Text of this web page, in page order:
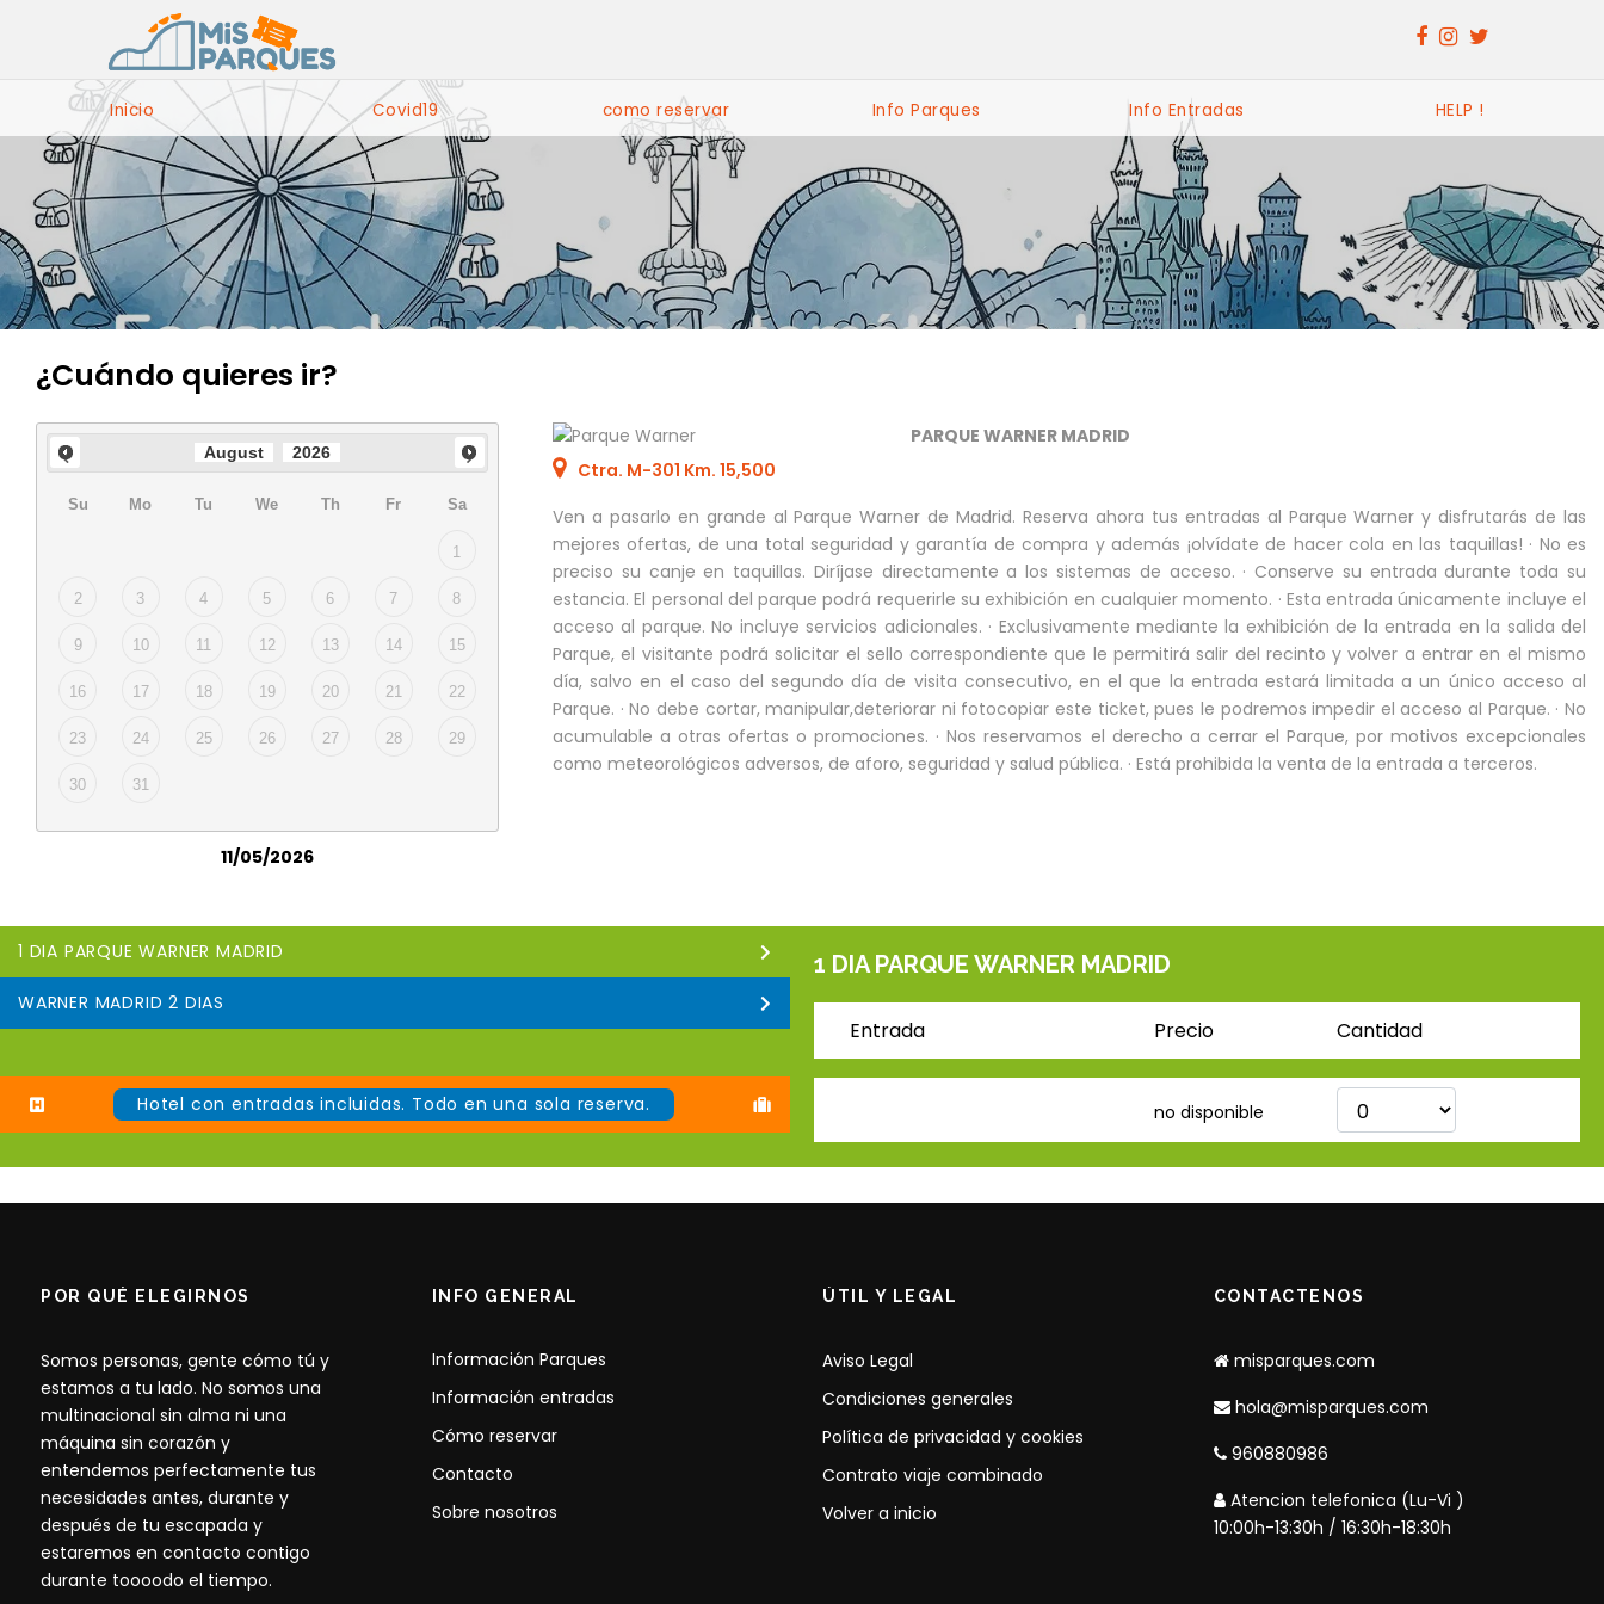
Inicio Covid19 como reservar Info Parques Info Entradas HELP !
¿Cuándo quieres ir?
August 2026
Su Mo Tu We Th Fr Sa
1
2 3 4 5 6 7 8
9 10 11 12 13 14 15
16 17 18 19 20 21 22
23 24 25 26 27 28 29
30 31
11/05/2026
PARQUE WARNER MADRID
Ctra. M-301 Km. 15,500
Ven a pasarlo en grande al Parque Warner de Madrid. Reserva ahora tus entradas al Parque Warner y disfrutarás de las
mejores ofertas, de una total seguridad y garantía de compra y además ¡olvídate de hacer cola en las taquillas! · No es
preciso su canje en taquillas. Diríjase directamente a los sistemas de acceso. · Conserve su entrada durante toda su
estancia. El personal del parque podrá requerirle su exhibición en cualquier momento. · Esta entrada únicamente incluye el
acceso al parque. No incluye servicios adicionales. · Exclusivamente mediante la exhibición de la entrada en la salida del
Parque, el visitante podrá solicitar el sello correspondiente que le permitirá salir del recinto y volver a entrar en el mismo
día, salvo en el caso del segundo día de visita consecutivo, en el que la entrada estará limitada a un único acceso al
Parque. · No debe cortar, manipular,deteriorar ni fotocopiar este ticket, pues le podremos impedir el acceso al Parque. · No
acumulable a otras ofertas o promociones. · Nos reservamos el derecho a cerrar el Parque, por motivos excepcionales
como meteorológicos adversos, de aforo, seguridad y salud pública. · Está prohibida la venta de la entrada a terceros.
1 DIA PARQUE WARNER MADRID
WARNER MADRID 2 DIAS
Hotel con entradas incluidas. Todo en una sola reserva.
1 DIA PARQUE WARNER MADRID
Entrada Precio Cantidad
no disponible
POR QUÉ ELEGIRNOS
Somos personas, gente cómo tú y
estamos a tu lado. No somos una
multinacional sin alma ni una
máquina sin corazón y
entendemos perfectamente tus
necesidades antes, durante y
después de tu escapada y
estaremos en contacto contigo
durante toooodo el tiempo.
INFO GENERAL
Información Parques
Información entradas
Cómo reservar
Contacto
Sobre nosotros
ÚTIL Y LEGAL
Aviso Legal
Condiciones generales
Política de privacidad y cookies
Contrato viaje combinado
Volver a inicio
CONTACTENOS
misparques.com
hola@misparques.com
960880986
Atencion telefonica (Lu-Vi )
10:00h-13:30h / 16:30h-18:30h